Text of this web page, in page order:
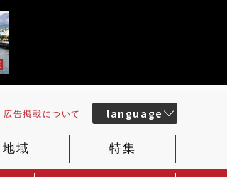
広告掲載 について language
地域 特集